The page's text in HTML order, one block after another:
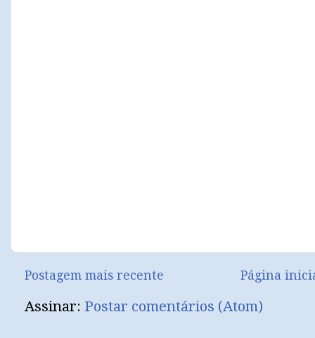
Postagem mais recente Página
Assinar: Postar comentários (Atom)